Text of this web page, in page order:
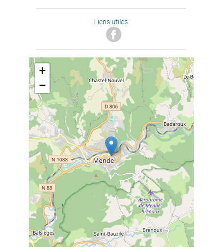
Liens utiles
+
−